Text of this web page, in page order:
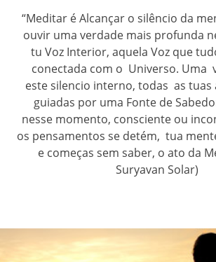
“Meditar é Alcançar o silêncio da
ouvir uma verdade mais profunda
tu Voz Interior, aquela Voz que
conectada com o Universo. Uma
este silencio interno, todas as tuas
guiadas por uma Fonte de
nesse momento, consciente ou
os pensamentos se detém, tua
e começas sem saber, o ato da
Suryavan Solar)